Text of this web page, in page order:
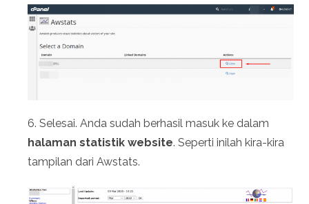
6. Selesai. Anda sudah berhasil masuk ke dalam
halaman statistik website. Seperti inilah kira-kira
tampilan dari Awstats.